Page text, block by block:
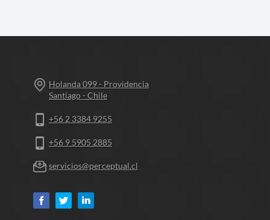
Holanda 099 - Providencia
Santiago - Chile
+56 2 3384 9255
+56 9 5905 2885
servicios@perceptual.cl